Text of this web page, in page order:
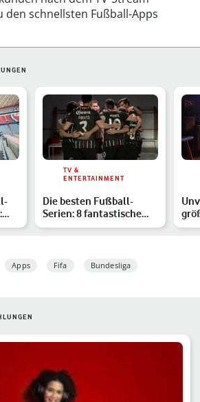
den schnellsten Fußball-Apps
…
TV &
ENTERTAINMENT
Die besten Fußball-
Serien: 8 fantastische
Streaming-Angebote für
Apps Fifa Bundesliga